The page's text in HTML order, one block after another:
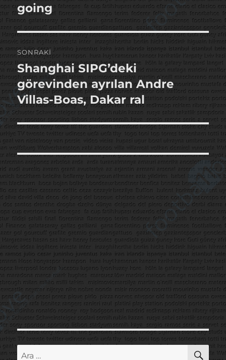
going
SONRAKI
Sonraki
yazı:
Shanghai SIPG’deki
görevinden ayrılan Andre
Villas-Boas, Dakar ral
Ara: